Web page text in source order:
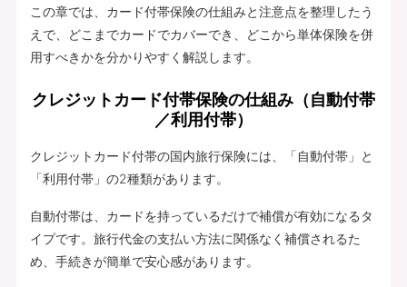
この章では、カード付帯保険の仕組みと注意点を整理したう
えで、どこまでカードでカバーでき、どこから単体保険を併
用すべきかを分かりやすく解説します。
クレジットカード付帯保険の仕組み（自動付帯
／利用付帯）
クレジットカード付帯の国内旅行保険には、「自動付帯」と
「利用付帯」の2種類があります。
自動付帯は、カードを持っているだけで補償が有効になるタ
イプです。旅行代金の支払い方法に関係なく補償されるた
め、手続きが簡単で安心感があります。